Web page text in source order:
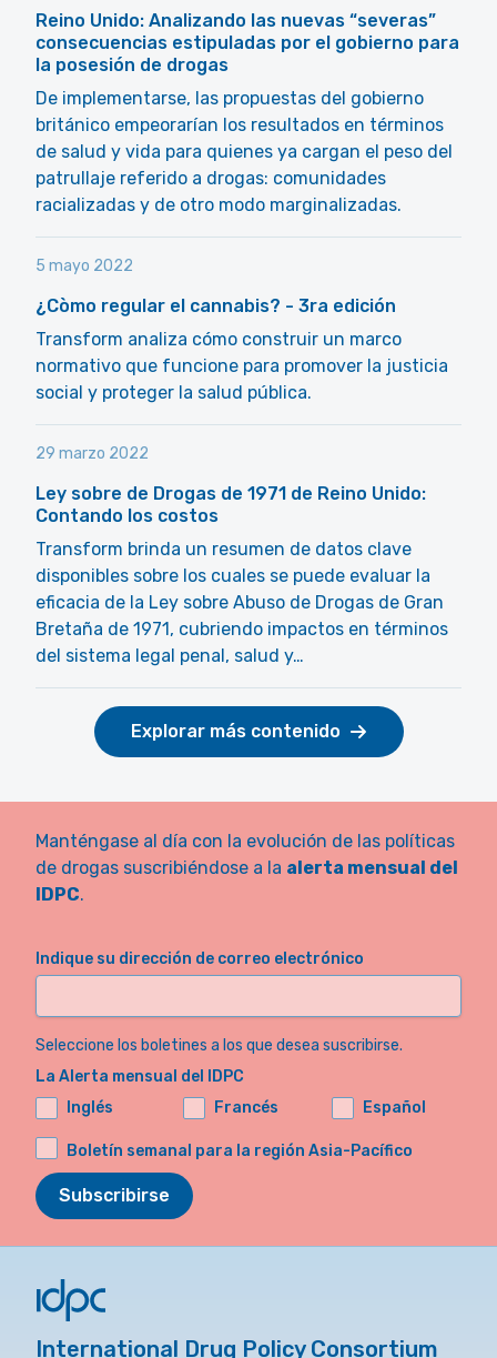
Reino Unido: Analizando las nuevas “severas”
consecuencias estipuladas por el gobierno para
la posesión de drogas
De implementarse, las propuestas del gobierno
británico empeorarían los resultados en términos
de salud y vida para quienes ya cargan el peso del
patrullaje referido a drogas: comunidades
racializadas y de otro modo marginalizadas.
5 mayo 2022
¿Còmo regular el cannabis? - 3ra edición
Transform analiza cómo construir un marco
normativo que funcione para promover la justicia
social y proteger la salud pública.
29 marzo 2022
Ley sobre de Drogas de 1971 de Reino Unido:
Contando los costos
Transform brinda un resumen de datos clave
disponibles sobre los cuales se puede evaluar la
eficacia de la Ley sobre Abuso de Drogas de Gran
Bretaña de 1971, cubriendo impactos en términos
del sistema legal penal, salud y…
Explorar más contenido
Manténgase al día con la evolución de las políticas
de drogas suscribiéndose a la alerta mensual del
IDPC.
Indique su dirección de correo electrónico
Seleccione los boletines a los que desea suscribirse.
La Alerta mensual del IDPC
Inglés
Francés Español
Boletín semanal para la región Asia-Pacífico
Subscribirse
International Drug Policy Consortium